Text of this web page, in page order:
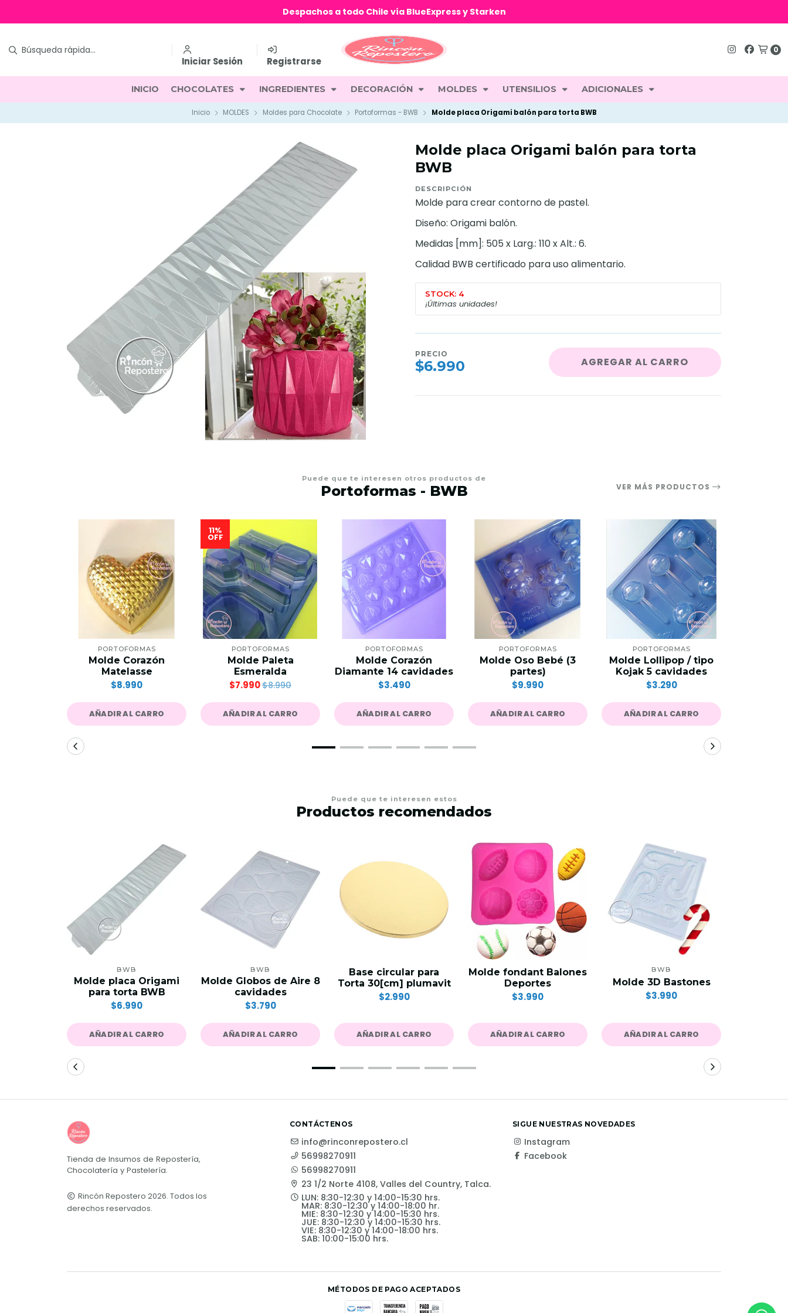
Iniciar Sesión Registrarse
0
INICIO CHOCOLATES INGREDIENTES DECORACIÓN MOLDES UTENSILIOS ADICIONALES
Despachos a todo Chile vía BlueExpress y Starken
Inicio MOLDES Moldes para Chocolate Portoformas - BWB Molde placa Origami balón para torta BWB
Molde placa Origami balón para torta
BWB
DESCRIPCIÓN
Molde para crear contorno de pastel.
Diseño: Origami balón.
Medidas [mm]: 505 x Larg.: 110 x Alt.: 6.
Calidad BWB certificado para uso alimentario.
STOCK: 4
¡Últimas unidades!
PRECIO
$6.990 AGREGAR AL CARRO
Puede que te interesen otros productos de
Portoformas - BWB VER MÁS PRODUCTOS
PORTOFORMAS
Molde Corazón
Matelasse
$8.990
AÑADIR AL CARRO
11%
OFF
PORTOFORMAS
Molde Paleta
Esmeralda
$7.990$8.990
AÑADIR AL CARRO
PORTOFORMAS
Molde Corazón
Diamante 14 cavidades
$3.490
AÑADIR AL CARRO
PORTOFORMAS
Molde Oso Bebé (3
partes)
$9.990
AÑADIR AL CARRO
PORTOFORMAS
Molde Lollipop / tipo
Kojak 5 cavidades
$3.290
AÑADIR AL CARRO
Puede que te interesen estos
Productos recomendados
BWB
Molde placa Origami
para torta BWB
$6.990
AÑADIR AL CARRO
BWB
Molde Globos de Aire 8
cavidades
$3.790
AÑADIR AL CARRO
Base circular para
Torta 30[cm] plumavit
$2.990
AÑADIR AL CARRO
Molde fondant Balones
Deportes
$3.990
AÑADIR AL CARRO
BWB
Molde 3D Bastones
$3.990
AÑADIR AL CARRO
Tienda de Insumos de Repostería,
Chocolatería y Pastelería.
Rincón Repostero 2026. Todos los
derechos reservados.
CONTÁCTENOS
info@rinconrepostero.cl
56998270911
56998270911
23 1/2 Norte 4108, Valles del Country, Talca.
LUN: 8:30-12:30 y 14:00-15:30 hrs.
MAR: 8:30-12:30 y 14:00-18:00 hr.
MIE: 8:30-12:30 y 14:00-15:30 hrs.
JUE: 8:30-12:30 y 14:00-15:30 hrs.
VIE: 8:30-12:30 y 14:00-18:00 hrs.
SAB: 10:00-15:00 hrs.
SIGUE NUESTRAS NOVEDADES
Instagram
Facebook
MÉTODOS DE PAGO ACEPTADOS